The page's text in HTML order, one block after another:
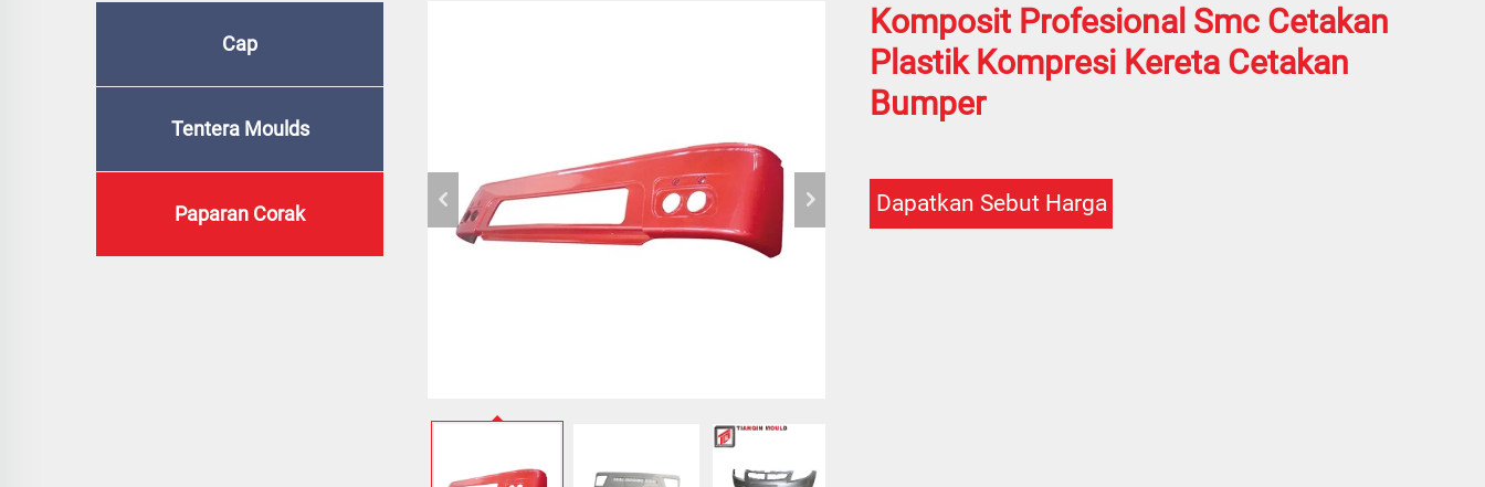
Cap
Tentera Moulds
Paparan Corak
Komposit Profesional Smc Cetakan
Plastik Kompresi Kereta Cetakan
Bumper
Dapatkan Sebut Harga